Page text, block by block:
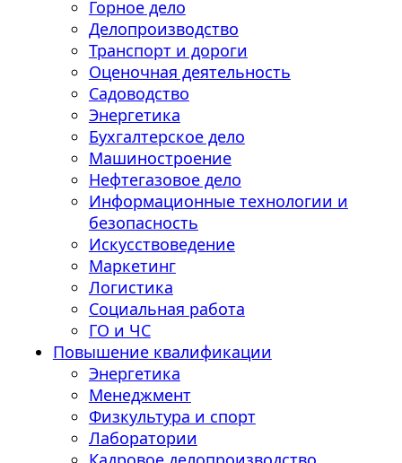
Горное дело
Делопроизводство
Транспорт и дороги
Оценочная деятельность
Садоводство
Энергетика
Бухгалтерское дело
Машиностроение
Нефтегазовое дело
Информационные технологии и
безопасность
Искусствоведение
Маркетинг
Логистика
Социальная работа
ГО и ЧС
Повышение квалификации
Энергетика
Менеджмент
Физкультура и спорт
Лаборатории